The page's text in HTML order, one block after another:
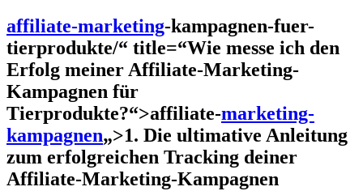
affiliate-marketing-kampagnen-fuer-
tierprodukte/“ title=“Wie messe ich den
Erfolg meiner Affiliate-Marketing-
Kampagnen für
Tierprodukte?“>affiliate-marketing-
kampagnen„>1. Die ultimative Anleitung
zum erfolgreichen ‍Tracking deiner
Affiliate-Marketing-Kampagnen